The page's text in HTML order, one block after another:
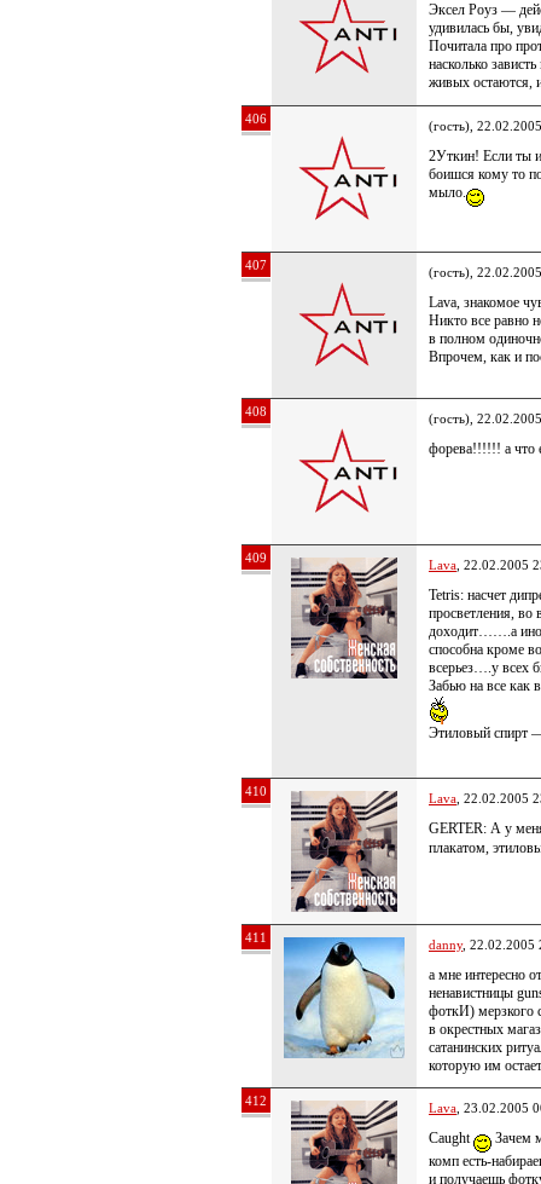
Эксел Роуз —
удивилась бы,
Почитала про
насколько
живых остаются,
406 (гость),
2Уткин! Если ты
боишся кому то
мыло.
407 (гость),
Lava, знакомое
Никто все равно
в полном
Впрочем, как и
408 (гость),
форева!!!!!! а что
409 Lava , 22.02.2005
Tetris: насчет
просветления, во
доходит…….а
способна кроме
всерьез….у всех
Забью на все как
Этиловый
410 Lava , 22.02.2005
GERTER: А у
плакатом,
411 danny, 22.02.2005
а мне интересно
ненавистницы
фоткИ) мерзкого
в окрестных
сатанинских
которую им
412 Lava , 23.02.2005
Caught
Зачем
комп есть-
и получаешь